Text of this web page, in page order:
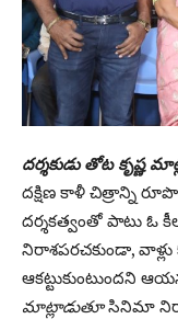
దర్శకుడు తోట కృష్ణ
దక్షిణ కాళీ చిత్రాన్ని
దర్శకత్వంతో పాటు ఓ
నిరాశపరచకుండా,
ఆకట్టుకుంటుందని
మాట్లాడుతూసినిమా